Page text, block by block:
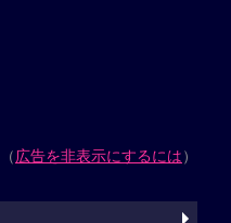
（広告を非表示にするには）